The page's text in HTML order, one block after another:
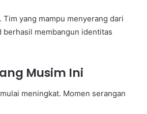
yang mampu menyerang dari
membangun identitas
Musim Ini
meningkat. Momen serangan